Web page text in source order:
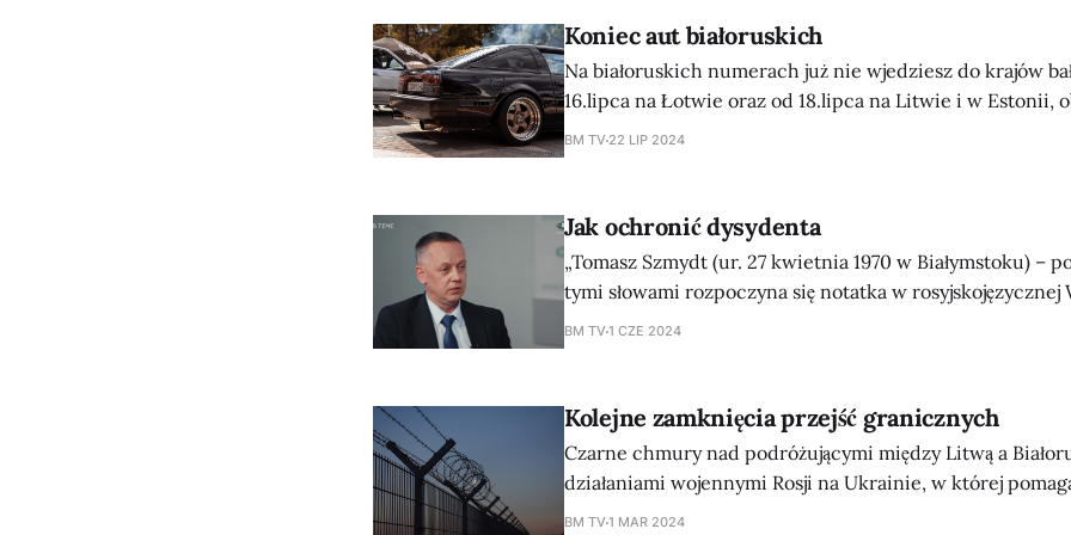
"Понєже от прыроженія..." Беларускага народнага
тэатра "Polacki zviaz»
Koniec aut białoruskich
Na białoruskich numerach już nie wjedziesz do krajów
16.lipca na Łotwie oraz od 18.lipca na Litwie i w Estonii,
wjazdu aut na białoruskich numerach. Takowe są
BM TV 22 LIP 2024
Jak ochronić dysydenta
„Tomasz Szmydt (ur. 27 kwietnia 1970 w Białymstoku) –
tymi słowami rozpoczyna się notatka w
Przyzwyczailiśmy się do tego, że słowo „dysydent”
dysydentów, którzy z ogromnym poświęceniem walczyli
BM TV1 CZE 2024
Kolejne zamknięcia przejść granicznych
Czarne chmury nad podróżującymi między Litwą a
działaniami wojennymi Rosji na Ukrainie, w której
Łukaszenki, NSK (Komisja Bezpieczeństwa narodowego,
BM TV1 MAR 2024